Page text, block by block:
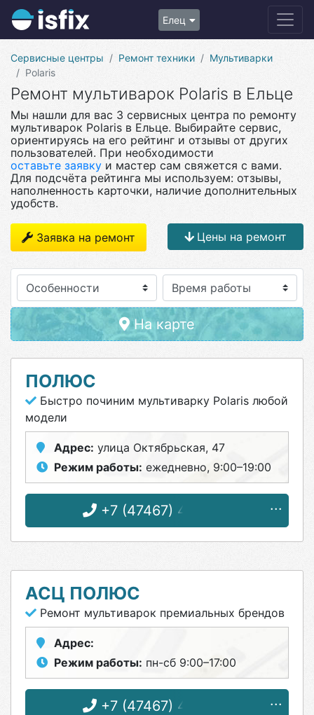
Елец
Сервисные центры Ремонт техники
Мультиварки
Polaris
Ремонт мультиварок Polaris в Ельце
Мы нашли для вас 3 сервисных центра по ремонту
мультиварок Polaris в Ельце. Выбирайте сервис,
ориентируясь на его рейтинг и отзывы от других
пользователей. При необходимости
оставьте заявку и мастер сам свяжется с вами.
Для подсчёта рейтинга мы используем: отзывы,
наполненность карточки, наличие дополнительных
удобств.
Заявка на ремонт Цены на ремонт
Особенности
На карте
ПОЛЮС
Быстро починим мультиварку Polaris любой
модели
Адрес: улица Октябрьская, 47
Режим работы: ежедневно, 9:00–19:00
+7 (47467) 4-33-17
АСЦ ПОЛЮС
Ремонт мультиварок премиальных брендов
Адрес:
Режим работы: пн-сб 9:00–17:00
+7 (47467) 4-12-08